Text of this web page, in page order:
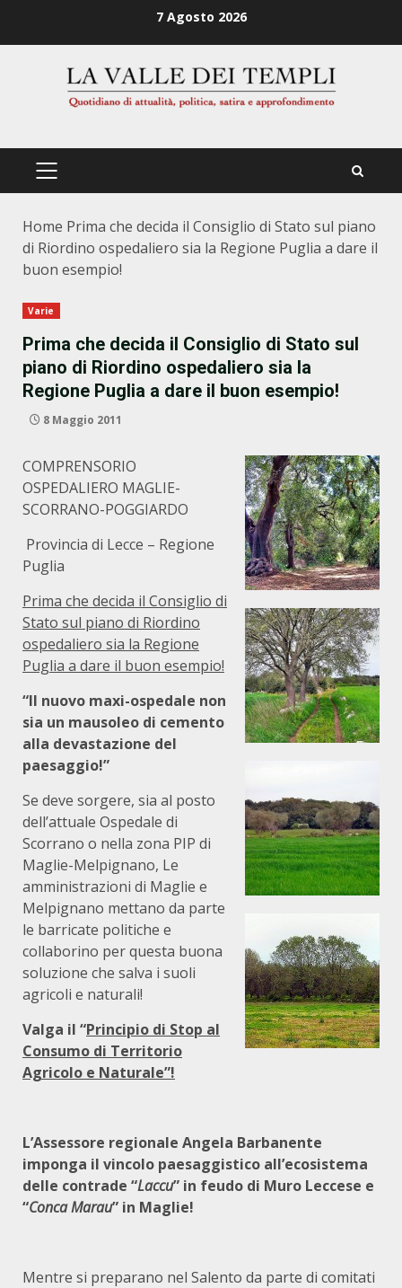
7 Agosto 2026
PRIMÄRES
Home Prima che decida il Consiglio di Stato sul piano
di Riordino ospedaliero sia la Regione Puglia a dare il
buon esempio!
Varie
Prima che decida il Consiglio di Stato sul
piano di Riordino ospedaliero sia la
Regione Puglia a dare il buon esempio!
8 Maggio 2011
COMPRENSORIO
OSPEDALIERO MAGLIE-
SCORRANO-POGGIARDO
Provincia di Lecce – Regione
Puglia
Prima che decida il Consiglio di
Stato sul piano di Riordino
ospedaliero sia la Regione
Puglia a dare il buon esempio!
“Il nuovo maxi-ospedale non
sia un mausoleo di cemento
alla devastazione del
paesaggio!”
Se deve sorgere, sia al posto
dell’attuale Ospedale di
Scorrano o nella zona PIP di
Maglie-Melpignano, Le
amministrazioni di Maglie e
Melpignano mettano da parte
le barricate politiche e
collaborino per questa buona
soluzione che salva i suoli
agricoli e naturali!
Valga il “Principio di Stop al
Consumo di Territorio
Agricolo e Naturale”!
L’Assessore regionale Angela Barbanente
imponga il vincolo paesaggistico all’ecosistema
delle contrade “Laccu” in feudo di Muro Leccese e
“Conca Marau” in Maglie!
Mentre si preparano nel Salento da parte di comitati